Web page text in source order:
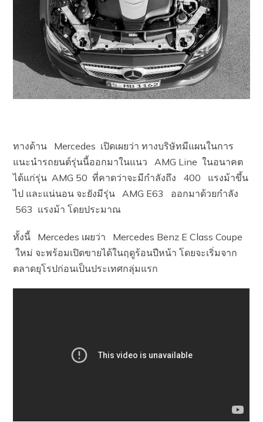
ทางด้าน Mercedes เปิดเผยว่า ทางบริษัทมีแผนในการ
แนะนำรถยนต์รุ่นนี้ออกมาในแนว AMG Line ในอนาคต
ได้แก่รุ่น AMG 50 ที่คาดว่าจะมีกำลังถึง 400 แรงม้าขึ้น
ไป และแน่นอน จะยังมีรุ่น AMG E63 ออกมาด้วยกำลัง
563 แรงม้า โดยประมาณ
ทั้งนี้ Mercedes เผยว่า Mercedes Benz E Class Coupe
ใหม่ จะพร้อมเปิดขายได้ในฤดูร้อนปีหน้า โดยจะเริ่มจาก
ตลาดยุโรปก่อนเป็นประเทศกลุ่มแรก